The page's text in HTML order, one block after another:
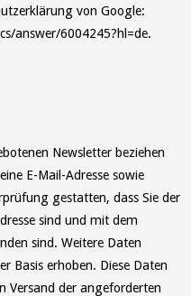
von Google:
answer/6004245?hl=de.
Newsletter beziehen
E-Mail-Adresse sowie
gestatten, dass Sie der
sind und mit dem
sind. Weitere Daten
Basis erhoben. Diese Daten
Versand der angeforderten